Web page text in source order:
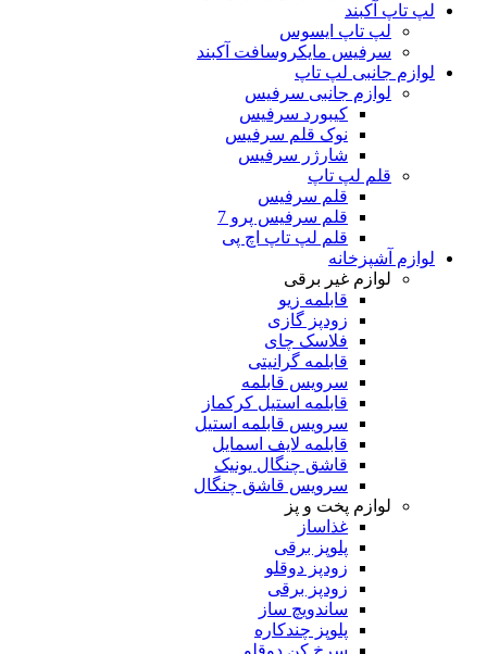
لپ تاپ آکبند
لپ تاپ ایسوس
سرفیس مایکروسافت آکبند
لوازم جانبی لپ تاپ
لوازم جانبی سرفیس
کیبورد سرفیس
نوک قلم سرفیس
شارژر سرفیس
قلم لپ تاپ
قلم سرفیس
قلم سرفیس پرو 7
قلم لپ تاپ اچ پی
لوازم آشپزخانه
لوازم غیر برقی
قابلمه زیو
زودپز گازی
فلاسک چای
قابلمه گرانیتی
سرویس قابلمه
قابلمه استیل کرکماز
سرویس قابلمه استیل
قابلمه لایف اسمایل
قاشق چنگال یونیک
سرویس قاشق چنگال
لوازم پخت و پز
غذاساز
پلوپز برقی
زودپز دوقلو
زودپز برقی
ساندویچ ساز
پلوپز چندکاره
سرخ کن دوقلو